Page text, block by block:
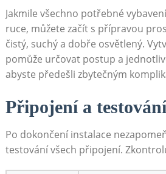
Jakmile všechno potřebné
ruce, můžete začít s přípravou
čistý, suchý a dobře osvětlený.
pomůže určovat postup a
abyste předešli zbytečným
Připojení a testování
Po dokončení instalace
testování všech připojení.